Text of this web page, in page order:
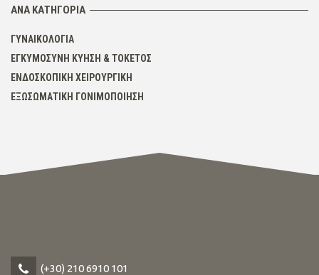
ΑΝΆ ΚΑΤΗΓΟΡΊΑ
ΓΥΝΑΙΚΟΛΟΓΊΑ
ΕΓΚΥΜΟΣΎΝΗ ΚΎΗΣΗ & ΤΟΚΕΤΌΣ
ΕΝΔΟΣΚΟΠΙΚΉ ΧΕΙΡΟΥΡΓΙΚΉ
ΕΞΩΣΩΜΑΤΙΚΉ ΓΟΝΙΜΟΠΟΊΗΣΗ
(+30) 210 6910 101